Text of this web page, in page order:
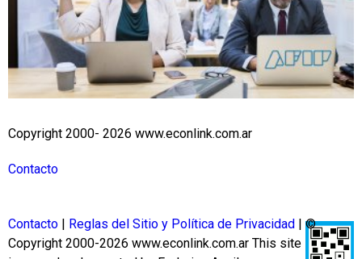
Copyright 2000- 2026 www.econlink.com.ar
Contacto
Contacto | Reglas del Sitio y Política de Privacidad | ©
Copyright 2000-2026 www.econlink.com.ar This site